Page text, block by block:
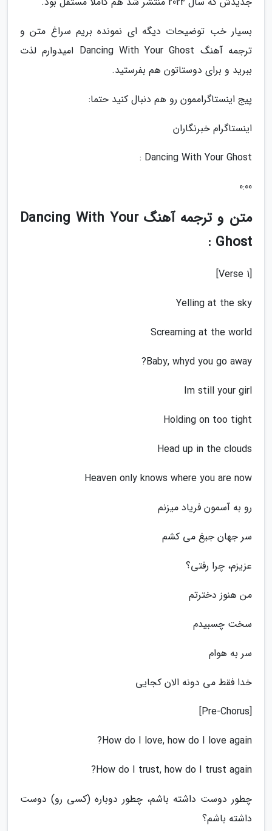
بسیار خب توضیحات دیگه ای نمونده بریم سراغ متن و
ترجمه آهنگ Dancing With Your Ghost امیدوارم لذت
ببرید و برای دوستاتون هم بفرستید.
پیج اینستاگراممون رو هم دنبال کنید حتما:
اینستاگرام خبرنگاران
Dancing With Your Ghost :
0:00
متن و ترجمه آهنگ Dancing With Your
Ghost :
[Verse 1]
Yelling at the sky
Screaming at the world
Baby, whyd you go away?
Im still your girl
Holding on too tight
Head up in the clouds
Heaven only knows where you are now
رو به آسمون فریاد میزنم
سر جهان جیغ می کشم
عزیزم، چرا رفتی؟
من هنوز دخترتم
سخت چسبیدم
سر به هوام
خدا فقط می دونه الان کجایی
[Pre-Chorus]
How do I love, how do I love again?
How do I trust, how do I trust again?
چطور دوست داشته باشم، چطور دوباره (کسی رو) دوست
داشته باشم؟